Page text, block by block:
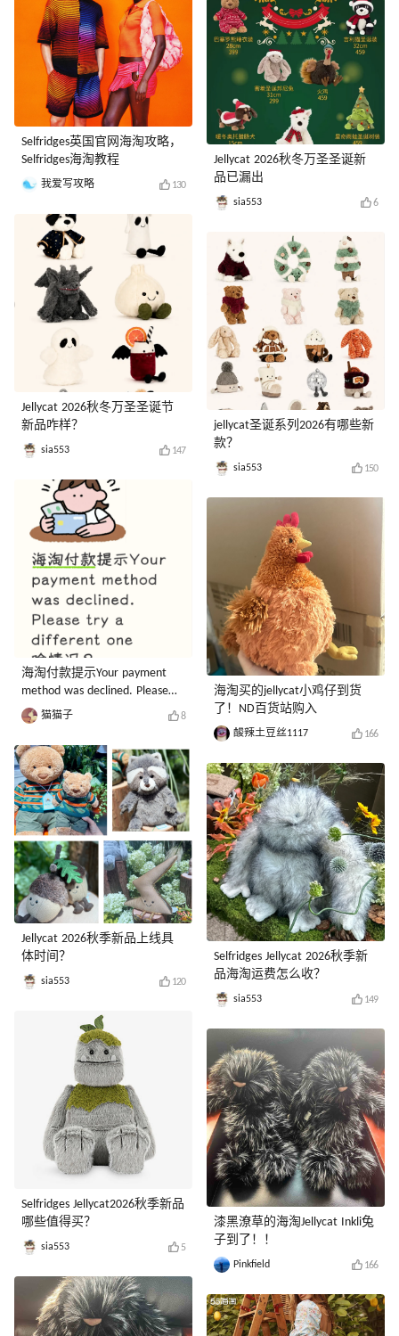
Selfridges英国官网海淘攻略，
Selfridges海淘教程
我爱写攻略 130
Jellycat 2026秋冬万圣圣诞节
新品咋样？
sia553 147
海淘付款提示Your payment
method was declined. Please
try a different one啥情况？
猫猫子 8
Jellycat 2026秋季新品上线具
体时间？
sia553 120
Selfridges Jellycat2026秋季新品
哪些值得买？
sia553 5
Jellycat 2026秋冬万圣圣诞新
品已漏出
sia553 6
jellycat圣诞系列2026有哪些新
款？
sia553 150
海淘买的jellycat小鸡仔到货
了！ND百货站购入
酸辣土豆丝1117 166
Selfridges Jellycat 2026秋季新
品海淘运费怎么收？
sia553 149
漆黑潦草的海淘Jellycat Inkli兔
子到了！！
Pinkfield 166